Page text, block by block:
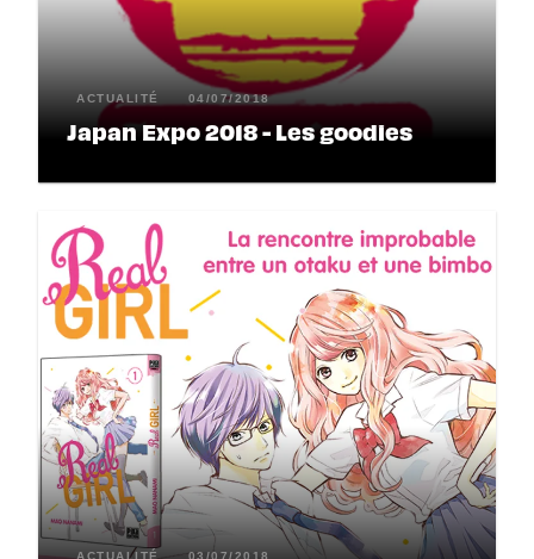
ACTUALITÉ 04/07/2018
Japan Expo 2018 - Les goodies
ACTUALITÉ 03/07/2018